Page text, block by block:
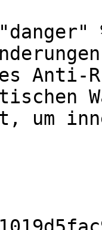
Anti-
um